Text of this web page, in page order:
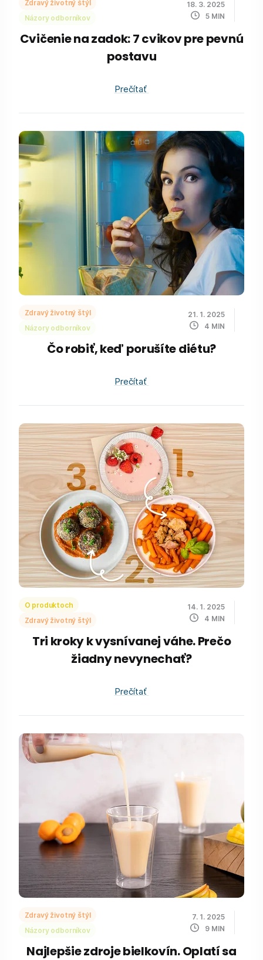
Zdravý životný štýl
Názory odborníkov
18. 3. 2025
5 MIN
Cvičenie na zadok: 7 cvikov pre pevnú
postavu
Prečítať
Zdravý životný štýl
Názory odborníkov
21. 1. 2025
4 MIN
Čo robiť, keď porušíte diétu?
Prečítať
O produktoch
Zdravý životný štýl
14. 1. 2025
4 MIN
Tri kroky k vysnívanej váhe. Prečo
žiadny nevynechať?
Prečítať
Zdravý životný štýl
Názory odborníkov
7. 1. 2025
9 MIN
Najlepšie zdroje bielkovín. Oplatí sa